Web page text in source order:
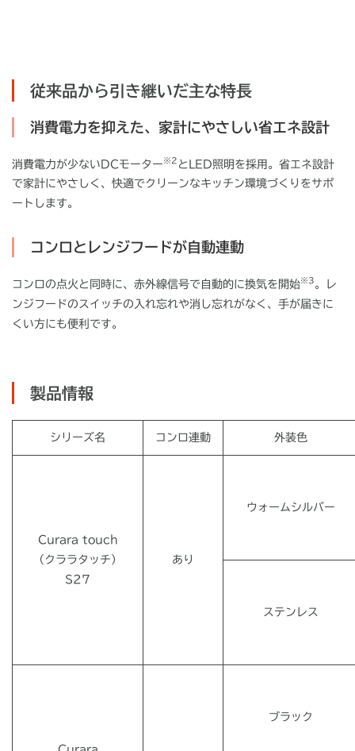
従来品から引き継いだ主な特長
消費電力を抑えた、家計にやさしい省エネ設計
消費電力が少ない DCモーター ※ 2 と LED照明を採用。省エネ設計
で家計にやさしく、快適でクリーンなキッチン環境づくりをサポ
ートします。
コンロとレンジフードが自動連動
コンロの点火と同時に、赤外線信号で自動的に換気を開始※3 。レ
ンジフードのスイッチの入れ忘れや消し忘れがなく、手が届きに
くい方にも便利です。
製品情報
シリーズ名 コンロ連動 外装色
Curara touch
（クララタッチ）
S27
あり
ウォームシルバー
ステンレス
ブラック